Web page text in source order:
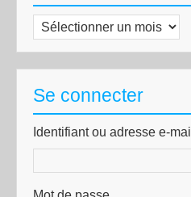
Archives
Se connecter
Identifiant ou adresse e-mail